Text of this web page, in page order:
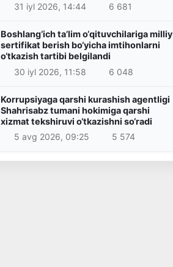
31 iyl 2026, 14:44
6 681
Boshlang‘ich ta’lim o‘qituvchilariga milliy
sertifikat berish bo‘yicha imtihonlarni
o‘tkazish tartibi belgilandi
30 iyl 2026, 11:58
6 048
Korrupsiyaga qarshi kurashish agentligi
Shahrisabz tumani hokimiga qarshi
xizmat tekshiruvi o‘tkazishni so‘radi
5 avg 2026, 09:25
5 574